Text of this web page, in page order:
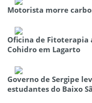
Motorista morre
Oficina de Fitoterapia
Cohidro em Lagarto
Governo de Sergipe
estudantes do Baixo